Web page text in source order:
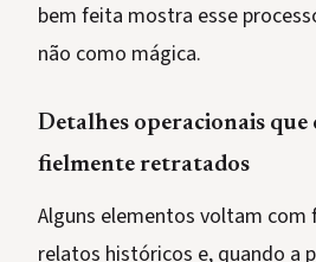
bem feita mostra esse
não como mágica.
Detalhes operacionais que
fielmente retratados
Alguns elementos voltam com
relatos históricos e, quando a